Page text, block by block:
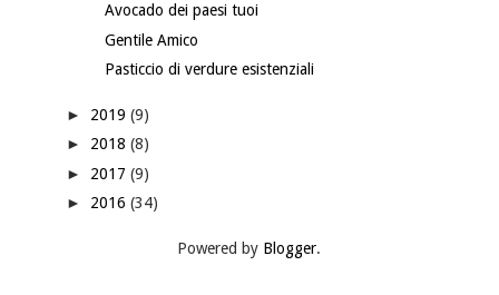
Avocado dei paesi tuoi
Gentile Amico
Pasticcio di verdure esistenziali
► 2019 (9)
► 2018 (8)
► 2017 (9)
► 2016 (34)
Powered by Blogger.